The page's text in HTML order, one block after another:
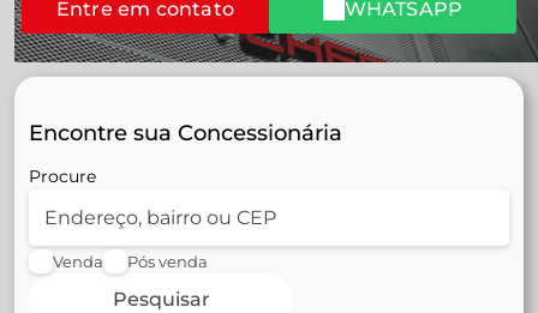
Entre em contato WHATSAPP
Encontre sua Concessionária
Procure
Venda Pós venda
Pesquisar